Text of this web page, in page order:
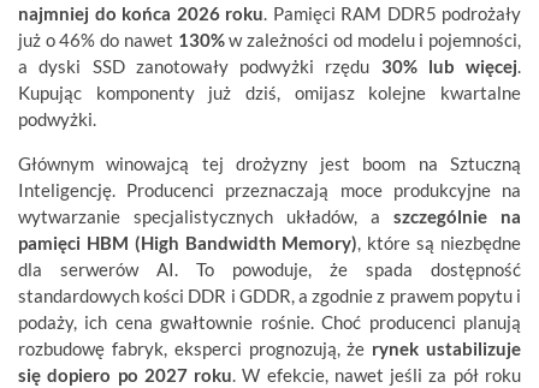
najmniej do końca 2026 roku. Pamięci RAM DDR5 podrożały
już o 46% do nawet 130%w zależności od modelu i pojemności,
a dyski SSD zanotowały podwyżki rzędu 30% lub więcej.
Kupując komponenty już dziś, omijasz kolejne kwartalne
podwyżki.
Głównym winowajcą tej drożyzny jest boom na Sztuczną
Inteligencję. Producenci przeznaczają moce produkcyjne na
wytwarzanie specjalistycznych układów, a szczególnie na
pamięci HBM (High Bandwidth Memory), które są niezbędne
dla serwerów AI. To powoduje, że spada dostępność
standardowych kości DDR i GDDR, a zgodnie z prawem popytu i
podaży, ich cena gwałtownie rośnie. Choć producenci planują
rozbudowę fabryk, eksperci prognozują, że rynek ustabilizuje
się dopiero po 2027 roku. W efekcie, nawet jeśli za pół roku